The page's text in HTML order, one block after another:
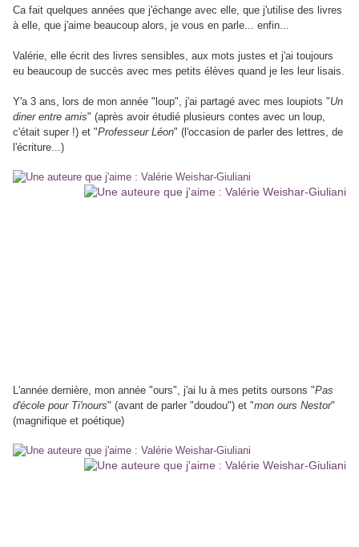
Ca fait quelques années que j'échange avec elle, que j'utilise des livres
à elle, que j'aime beaucoup alors, je vous en parle... enfin...
Valérie, elle écrit des livres sensibles, aux mots justes et j'ai toujours
eu beaucoup de succès avec mes petits élèves quand je les leur lisais.
Y'a 3 ans, lors de mon année "loup", j'ai partagé avec mes loupiots "Un
diner entre amis" (après avoir étudié plusieurs contes avec un loup,
c'était super !) et "Professeur Léon" (l'occasion de parler des lettres, de
l'écriture...)
L'année dernière, mon année "ours", j'ai lu à mes petits oursons "Pas
d'école pour Ti'nours" (avant de parler "doudou") et "mon ours Nestor"
(magnifique et poétique)